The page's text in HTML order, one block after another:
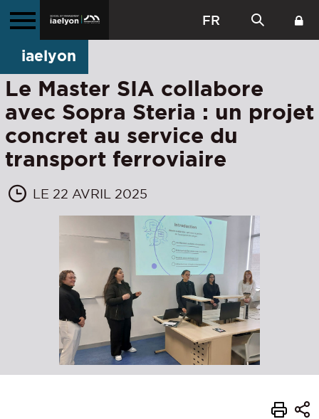
FR
iaelyon
Le Master SIA collabore
avec Sopra Steria : un projet
concret au service du
transport ferroviaire
LE 22 AVRIL 2025